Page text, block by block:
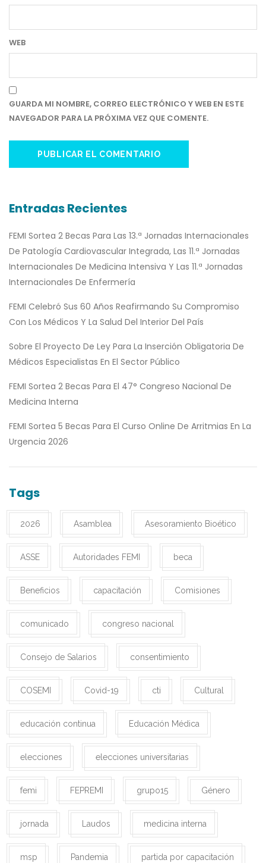
WEB
GUARDA MI NOMBRE, CORREO ELECTRÓNICO Y WEB EN ESTE
NAVEGADOR PARA LA PRÓXIMA VEZ QUE COMENTE.
Entradas Recientes
FEMI Sortea 2 Becas Para Las 13.ª Jornadas Internacionales
De Patología Cardiovascular Integrada, Las 11.ª Jornadas
Internacionales De Medicina Intensiva Y Las 11.ª Jornadas
Internacionales De Enfermería
FEMI Celebró Sus 60 Años Reafirmando Su Compromiso
Con Los Médicos Y La Salud Del Interior Del País
Sobre El Proyecto De Ley Para La Inserción Obligatoria De
Médicos Especialistas En El Sector Público
FEMI Sortea 2 Becas Para El 47° Congreso Nacional De
Medicina Interna
FEMI Sortea 5 Becas Para El Curso Online De Arritmias En La
Urgencia 2026
Tags
2026 Asamblea Asesoramiento Bioético
ASSE Autoridades FEMI beca
Beneficios capacitación Comisiones
comunicado congreso nacional
Consejo de Salarios consentimiento
COSEMI Covid-19 cti Cultural
educación continua Educación Médica
elecciones elecciones universitarias
femi FEPREMI grupo15 Género
jornada Laudos medicina interna
msp Pandemia partida por capacitación